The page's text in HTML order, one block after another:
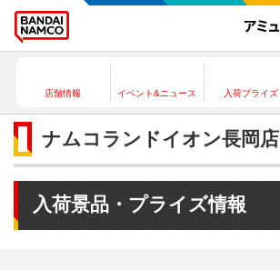
店舗情報 イベント&ニュース 入荷プライズ
ナムコランドイオン長岡店
入荷景品・プライズ情報